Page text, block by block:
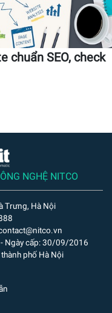
chuẩn SEO, check
NGHỆ NITCO
Trưng, Hà Nội
Ngày cấp: 30/09/2016
phố Hà Nội